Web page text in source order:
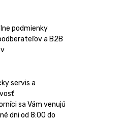
podmienky
a B2B
servis a
sa Vám venujú
dni od 8:00 do